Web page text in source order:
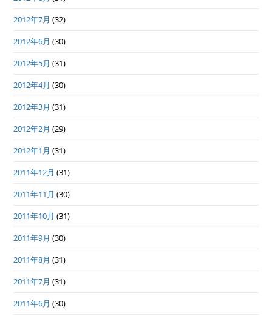
2012年7月 (32)
2012年6月 (30)
2012年5月 (31)
2012年4月 (30)
2012年3月 (31)
2012年2月 (29)
2012年1月 (31)
2011年12月 (31)
2011年11月 (30)
2011年10月 (31)
2011年9月 (30)
2011年8月 (31)
2011年7月 (31)
2011年6月 (30)